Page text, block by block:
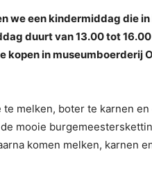
we een kindermiddag die
duurt van 13.00 tot
kopen in museumboerderij
te melken, boter te karnen
mooie
komen melken, karnen